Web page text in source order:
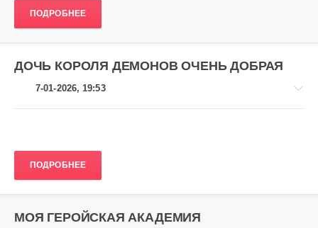
ПОДРОБНЕЕ
ДОЧЬ КОРОЛЯ ДЕМОНОВ ОЧЕНЬ ДОБРАЯ
7-01-2026, 19:53
Аниме
gugolo
0
ПОДРОБНЕЕ
МОЯ ГЕРОЙСКАЯ АКАДЕМИЯ